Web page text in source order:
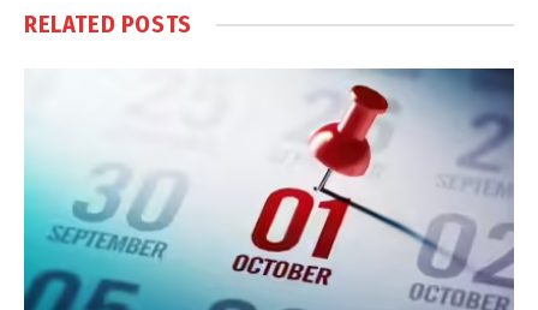
RELATED POSTS